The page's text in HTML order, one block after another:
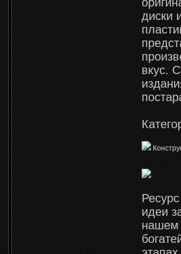
диски
вкус.
идеи
нашем